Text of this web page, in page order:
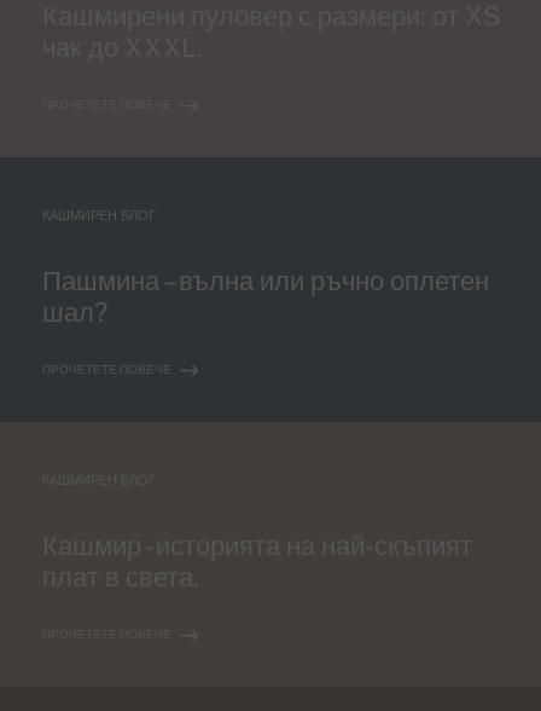
КАШМИРЕН БЛОГ
Пашмина – вълна или ръчно оплетен
шал?
ПРОЧЕТЕТЕ ПОВЕЧЕ